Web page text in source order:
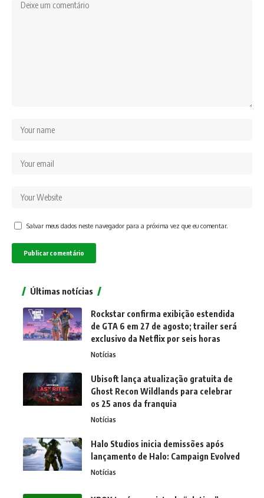
Salvar meus dados neste navegador para a próxima vez que eu comentar.
Últimas notícias
Rockstar confirma exibição estendida
de GTA 6 em 27 de agosto; trailer será
exclusivo da Netflix por seis horas
Notícias
Ubisoft lança atualização gratuita de
Ghost Recon Wildlands para celebrar
os 25 anos da franquia
Notícias
Halo Studios inicia demissões após
lançamento de Halo: Campaign Evolved
Notícias